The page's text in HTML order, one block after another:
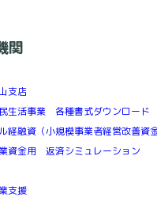
関
支店
生活事業 各種書式ダウンロード
融資（小規模事業者経営改善資金
資金用 返済シミュレーション
支援